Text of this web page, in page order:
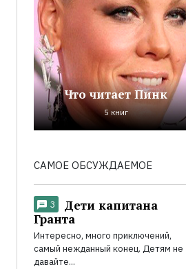
Что читает Пинк
5 книг
САМОЕ ОБСУЖДАЕМОЕ
3
Дети капитана
Гранта
Интересно, много приключений,
самый нежданный конец. Детям не
давайте...